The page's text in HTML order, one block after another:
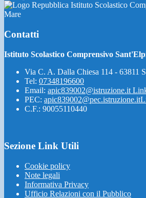
Istituto Scolastico
Mare
Contatti
Istituto Scolastico Comprensivo
Via C. A. Dalla Chiesa 114 - 63811
Tel: 07348196600
Email: apic839002@istruzione.it
PEC: apic839002@pec.istruzione.it
C.F.: 90055110440
Sezione Link Utili
Cookie policy
Note legali
Informativa Privacy
Ufficio Relazioni con il Pubblico